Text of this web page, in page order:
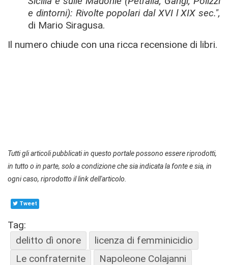
e dintorni): Rivolte popolari dal XVI l XIX sec.",
di Mario Siragusa.
Il numero chiude con una ricca recensione di libri.
Tutti gli articoli pubblicati in questo portale possono essere riprodotti,
in tutto o in parte, solo a condizione che sia indicata la fonte e sia, in
ogni caso, riprodotto il link dell'articolo.
Tweet
Tag:
delitto dì onore
licenza di femminicidio
Le confraternite
Napoleone Colajanni